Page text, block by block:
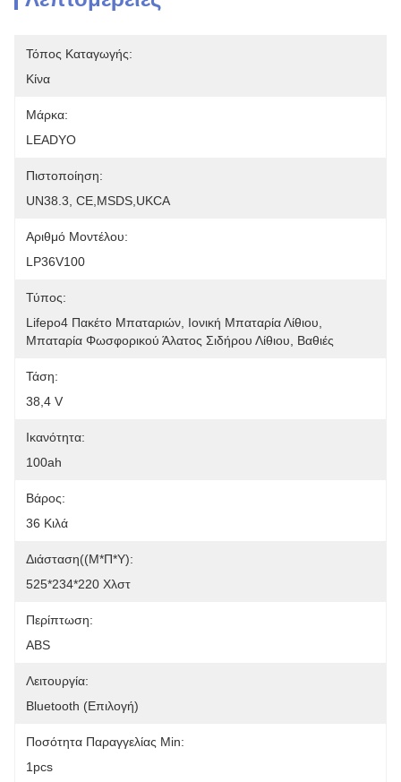
Τόπος Καταγωγής:
Κίνα
Μάρκα:
LEADYO
Πιστοποίηση:
UN38.3, CE,MSDS,UKCA
Αριθμό Μοντέλου:
LP36V100
Τύπος:
Lifepo4 Πακέτο Μπαταριών, Ιονική Μπαταρία Λίθιου,
Μπαταρία Φωσφορικού Άλατος Σιδήρου Λίθιου, Βαθιές
Τάση:
38,4 V
Ικανότητα:
100ah
Βάρος:
36 Κιλά
Διάσταση((Μ*Π*Υ):
525*234*220 Χλστ
Περίπτωση:
ABS
Λειτουργία:
Bluetooth (επιλογή)
Ποσότητα Παραγγελίας Min:
1pcs